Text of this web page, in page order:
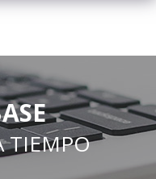
TIEMPO